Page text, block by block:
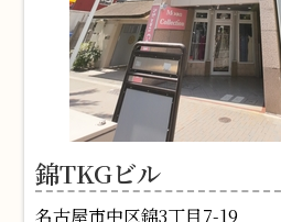
錦TKGビル
名古屋市中区錦3丁目7-19